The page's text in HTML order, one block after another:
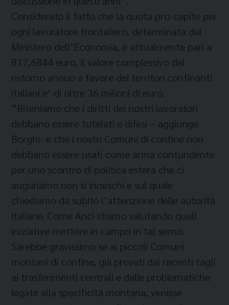
Considerato il fatto che la quota pro-capite per
ogni lavoratore frontaliero, determinata dal
Ministero dell’Economia, è attualmente pari a
817,6844 euro, il valore complessivo del
ristorno annuo a favore dei territori confinanti
italiani e’ di oltre 36 milioni di euro.
“Riteniamo che i diritti dei nostri lavoratori
debbano essere tutelati e difesi – aggiunge
Borghi- e che i nostri Comuni di confine non
debbano essere usati come arma contundente
per uno scontro di politica estera che ci
auguriamo non si inneschi e sul quale
chiediamo da subito l’attenzione delle autorità
italiane. Come Anci stiamo valutando quali
iniziative mettere in campo in tal senso.
Sarebbe gravissimo se ai piccoli Comuni
montani di confine, già provati dai recenti tagli
ai trasferimenti centrali e dalle problematiche
legate alla specificità montana, venisse